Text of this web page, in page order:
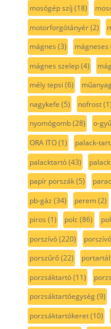
mosógép szíj (18)
motorforgótányér(2)
mágnes (3) mágneses
mágnes szelep(4)
mély tepsi (6)
nagykefe (5) nofrost(1)
nyomógomb(28) o-
ORA ITO(1) palack-
palacktartó(43)
papír porszák(5)
pb-gáz (34) perem(2)
piros (1) polc(86)
porszívó(220)
porszűrő(22)
porzsáktartó(11)
porzsáktartóegység(9)
porzsáktartókeret(10)